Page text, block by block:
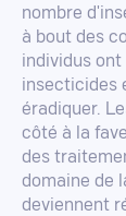
nombre
à bout des
individus
insecticides
éradiquer.
côté à la
des
domaine de
deviennent